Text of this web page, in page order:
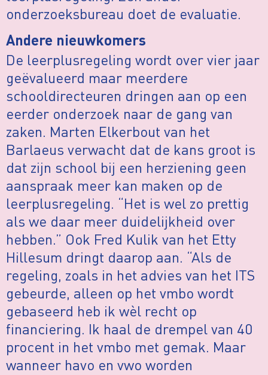
onderzoeksbureau doet de evaluatie.
Andere nieuwkomers
De leerplusregeling wordt over vier jaar
geëvalueerd maar meerdere
schooldirecteuren dringen aan op een
eerder onderzoek naar de gang van
zaken. Marten Elkerbout van het
Barlaeus verwacht dat de kans groot is
dat zijn school bij een herziening geen
aanspraak meer kan maken op de
leerplusregeling. “Het is wel zo prettig
als we daar meer duidelijkheid over
hebben.” Ook Fred Kulik van het Etty
Hillesum dringt daarop aan. “Als de
regeling, zoals in het advies van het ITS
gebeurde, alleen op het vmbo wordt
gebaseerd heb ik wèl recht op
financiering. Ik haal de drempel van 40
procent in het vmbo met gemak. Maar
wanneer havo en vwo worden